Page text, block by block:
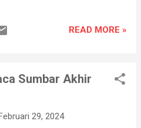
secara konsisten di jalan
serta dapat dipercaya
karena tidak tahan
berhadapan dengan godaan
banyak orang menilainya
READ MORE »
Sumbar Akhir
29, 2024